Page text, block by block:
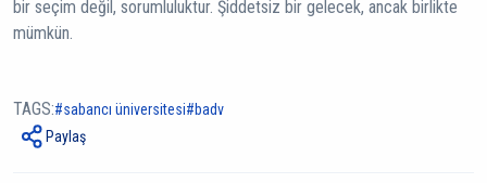
bir seçim değil, sorumluluktur. Şiddetsiz bir gelecek, ancak birlikte
mümkün.
TAGS: sabancı üniversitesi badv
Paylaş